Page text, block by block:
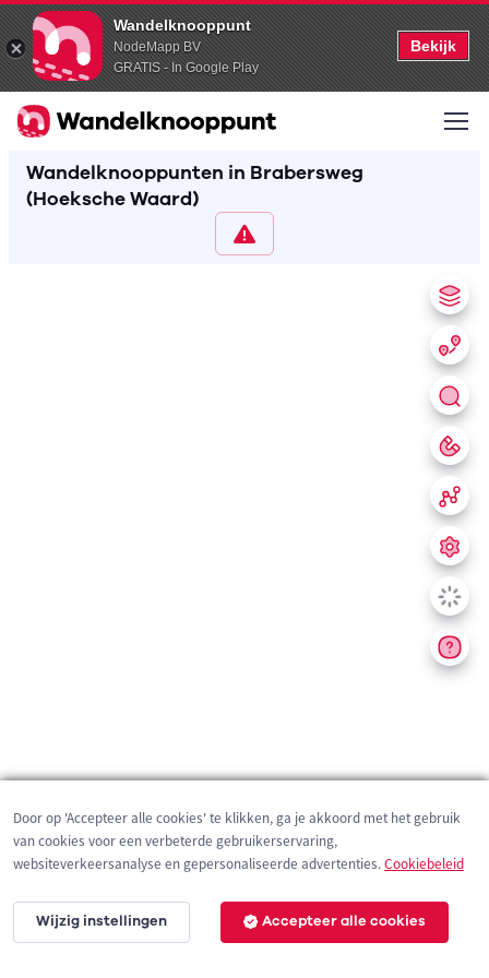
Wandelknooppunt
NodeMapp BV
GRATIS - In Google Play
Bekijk
Wandelknooppunten in Brabersweg
(Hoeksche Waard)
200 m
Door op 'Accepteer alle cookies' te klikken, ga je akkoord met het gebruik
van cookies voor een verbeterde gebruikerservaring,
websiteverkeersanalyse en gepersonaliseerde advertenties.Cookiebeleid
Wijzig instellingen Accepteer alle cookies